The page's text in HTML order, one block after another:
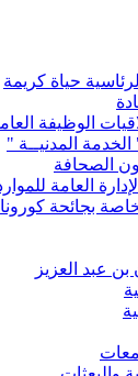
حياة كريمة
الوظيفة
الصحافة
العامة
بجائحة كورونا
عبد العزيز